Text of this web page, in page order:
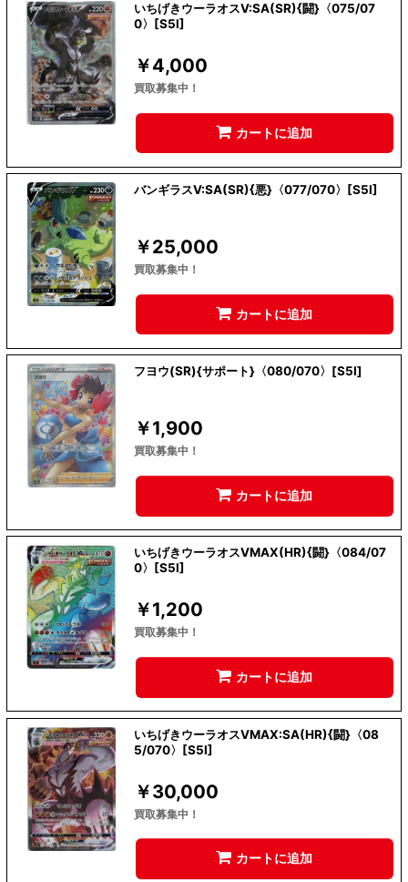
いちげきウーラオスV:SA(SR){闘}〈075/07
0〉[S5I]
￥4,000
買取募集中！
カートに追加
バンギラスV:SA(SR){悪}〈077/070〉[S5I]
￥25,000
買取募集中！
カートに追加
フヨウ(SR){サポート}〈080/070〉[S5I]
￥1,900
買取募集中！
カートに追加
いちげきウーラオスVMAX(HR){闘}〈084/07
0〉[S5I]
￥1,200
買取募集中！
カートに追加
いちげきウーラオスVMAX:SA(HR){闘}〈08
5/070〉[S5I]
￥30,000
買取募集中！
カートに追加